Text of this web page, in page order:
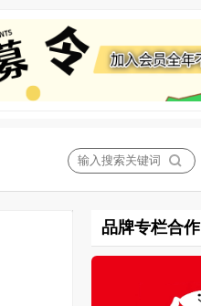
品牌专栏合作